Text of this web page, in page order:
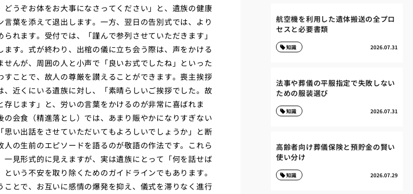
どうぞお体をお大事になさってください」と、遺族の健康
言葉を添えて退出します。一方、翌日の告別式では、より
れます。受付では、「謹んで参列させていただきます」
ます。式が終わり、出棺の儀に立ち会う際は、声をかける
せんが、周囲の人と小声で「良いお式でしたね」といった
すことで、故人の尊厳を讃えることができます。喪主挨拶
、近くにいる遺族に対し、「素晴らしいご挨拶でした。故
存じます」と、労いの言葉をかけるのが非常に喜ばれま
の会食（精進落とし）では、あまり賑やかになりすぎない
思い出話をさせていただいてもよろしいでしょうか」と断
人の生前のエピソードを語るのが敬語の作法です。これら
一見形式的に見えますが、実は遺族にとって「何を話せば
という不安を取り除くためのガイドラインでもあります。
ことで、お互いに感情の爆発を抑え、儀式を滞りなく進行
航空機を利用した遺体搬送の全プロ
セスと必要書類
2026.07.31
知識
法事や葬儀の平服指定で失敗しない
ための服装選び
2026.07.31
知識
高齢者向け葬儀保険と預貯金の賢い
使い分け
2026.07.29
知識